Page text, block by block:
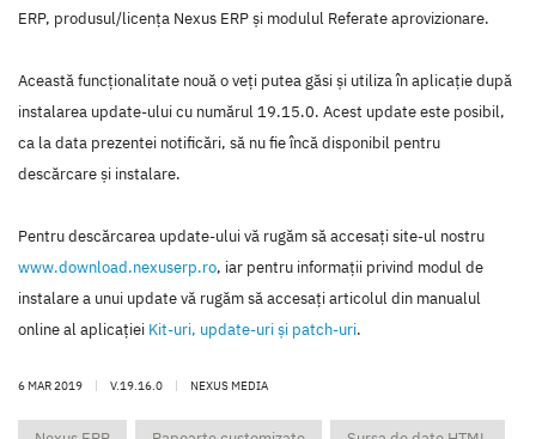
ERP, produsul/licenţa Nexus ERP şi modulul Referate aprovizionare.
Această funcţionalitate nouă o veţi putea găsi şi utiliza în aplicaţie după
instalarea update-ului cu numărul 19.15.0. Acest update este posibil,
ca la data prezentei notificări, să nu fie încă disponibil pentru
descărcare şi instalare.
Pentru descărcarea update-ului vă rugăm să accesaţi site-ul nostru
www.download.nexuserp.ro, iar pentru informaţii privind modul de
instalare a unui update vă rugăm să accesaţi articolul din manualul
online al aplicaţiei Kit-uri, update-uri şi patch-uri.
6 MAR 2019 | V.19.16.0 | NEXUS MEDIA